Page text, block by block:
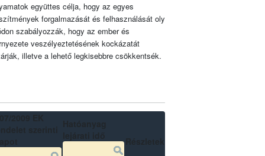
együttes célja, hogy az egyes
forgalmazását és felhasználását oly
szabályozzák, hogy az ember és
veszélyeztetésének kockázatát
illetve a lehető legkisebbre csökkentsék.